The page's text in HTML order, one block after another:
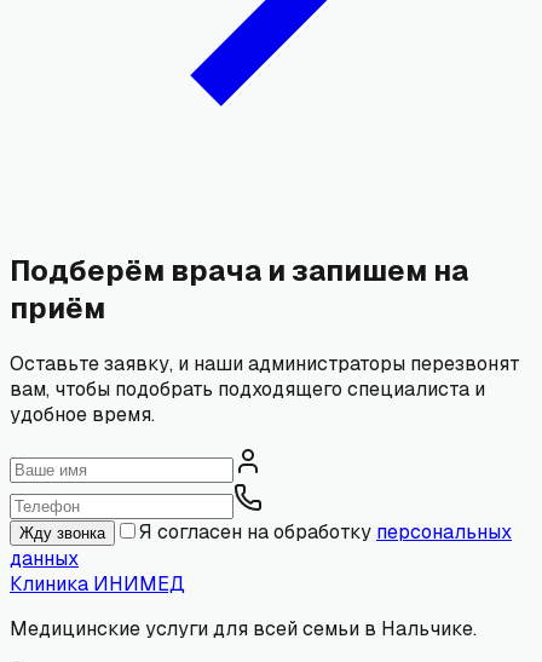
Подберём врача и запишем на
приём
Оставьте заявку, и наши администраторы перезвонят
вам, чтобы подобрать подходящего специалиста и
удобное время.
Жду звонка Я согласен на обработку персональных
данных
Клиника ИНИМЕД
Медицинские услуги для всей семьи в Нальчике.